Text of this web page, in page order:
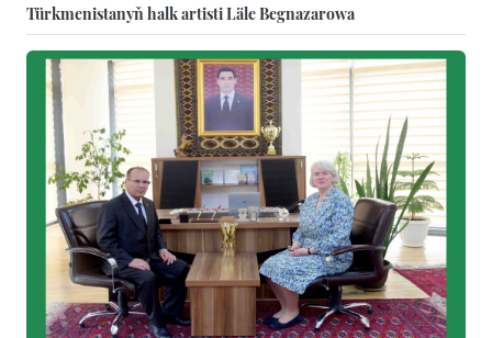
Türkmenistanyň halk artisti Läle Begnazarowa